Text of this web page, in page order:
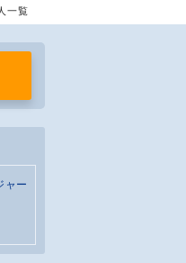
一覧
ャー